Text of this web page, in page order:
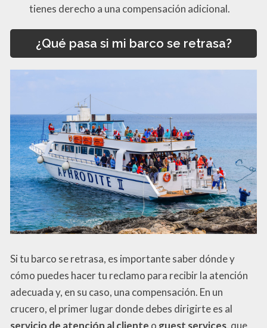
tienes derecho a una compensación adicional.
¿Qué pasa si mi barco se retrasa?
Si tu barco se retrasa, es importante saber dónde y
cómo puedes hacer tu reclamo para recibir la atención
adecuada y, en su caso, una compensación. En un
crucero, el primer lugar donde debes dirigirte es al
servicio de atención al cliente o guest services, que